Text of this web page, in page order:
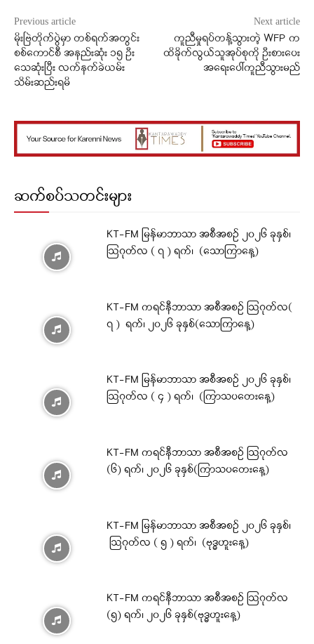
Previous article
မိုးဗြဲတိုက်ပွဲမှာ တစ်ရက်အတွင်း
စစ်ကောင်စီ အနည်းဆုံး ၁၅ ဦး
သေဆုံးပြီး လက်နက်ခဲယမ်း
သိမ်းဆည်းရမိ
Next article
ကူညီမှုရပ်တန့်သွားတဲ့ WFP က
ထိခိုက်လွယ်သူအုပ်စုကို ဦးစားပေး
အရေးပေါ်ကူညီသွားမည်
ဆက်စပ်သတင်းများ
KT-FM မြန်မာဘာသာ အစီအစဉ် ၂၀၂၆ ခုနှစ်၊
ဩဂုတ်လ ( ၇ ) ရက်၊ (သောကြာနေ့)
KT-FM ကရင်နီဘာသာ အစီအစဉ် ဩဂုတ်လ(
၇ ) ရက်၊ ၂၀၂၆ ခုနှစ်(သောကြာနေ့)
KT-FM မြန်မာဘာသာ အစီအစဉ် ၂၀၂၆ ခုနှစ်၊
ဩဂုတ်လ ( ၄ ) ရက်၊ (ကြာသပတေးနေ့)
KT-FM ကရင်နီဘာသာ အစီအစဉ် ဩဂုတ်လ
(၆) ရက်၊ ၂၀၂၆ ခုနှစ်(ကြာသပတေးနေ့)
KT-FM မြန်မာဘာသာ အစီအစဉ် ၂၀၂၆ ခုနှစ်၊
ဩဂုတ်လ ( ၅ ) ရက်၊ (ဗုဒ္ဓဟူးနေ့)
KT-FM ကရင်နီဘာသာ အစီအစဉ် ဩဂုတ်လ
(၅) ရက်၊ ၂၀၂၆ ခုနှစ်(ဗုဒ္ဓဟူးနေ့)